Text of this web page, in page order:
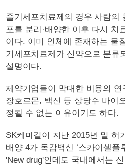
줄기세포치료제의 경우 사람의
포를 분리·배양한 이후 다시 치
이다. 이미 인체에 존재하는 물
기세포치료제가 신약으로 분류
설명이다.
제약기업들이 막대한 비용의
장호르몬, 백신 등 상당수 바이
정될 수 없는 이유이기도 하다.
SK케미칼이 지난 2015년 말 허
배양 4가 독감백신 ‘스카이셀플
'New drug'인데도 국내에서는